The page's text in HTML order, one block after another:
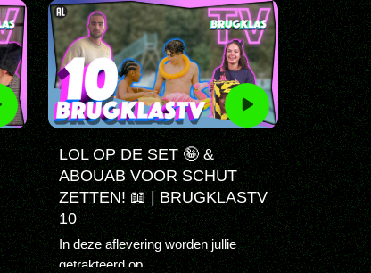
LOL OP DE SET 🤪 &
ABOUAB VOOR SCHUT
ZETTEN! 📖 | BRUGKLASTV
10
In deze aflevering worden jullie
getrakteerd op...